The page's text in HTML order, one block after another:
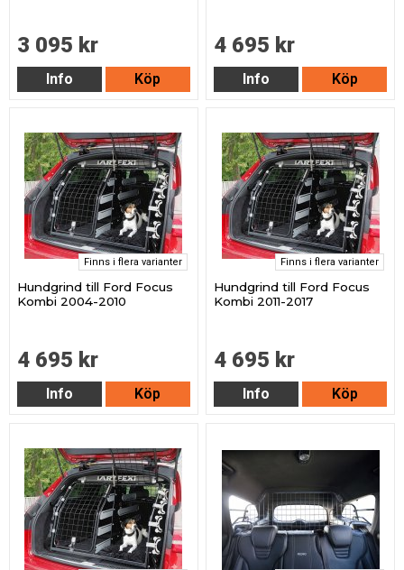
3 095 kr
Info Köp
4 695 kr
Info Köp
Finns i flera varianter
Hundgrind till Ford Focus
Kombi 2004-2010
4 695 kr
Info Köp
Finns i flera varianter
Hundgrind till Ford Focus
Kombi 2011-2017
4 695 kr
Info Köp